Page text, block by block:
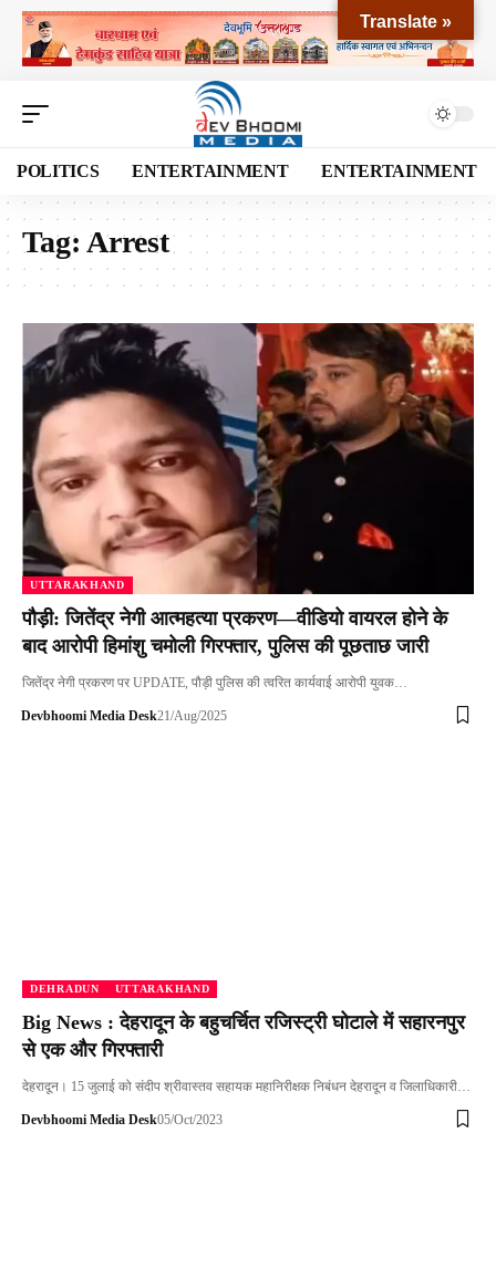
POLITICS ENTERTAINMENT ENTERTAINMENT
Tag: Arrest
UTTARAKHAND
पौड़ी: जितेंद्र नेगी आत्महत्या प्रकरण—वीडियो वायरल होने के
बाद आरोपी हिमांशु चमोली गिरफ्तार, पुलिस की पूछताछ जारी
जितेंद्र नेगी प्रकरण पर UPDATE, पौड़ी पुलिस की त्वरित कार्यवाई आरोपी युवक…
Devbhoomi Media Desk21/Aug/2025
DEHRADUN UTTARAKHAND
Big News : देहरादून के बहुचर्चित रजिस्ट्री घोटाले में सहारनपुर
से एक और गिरफ्तारी
देहरादून। 15 जुलाई को संदीप श्रीवास्तव सहायक महानिरीक्षक निबंधन देहरादून व जिलाधिकारी…
Devbhoomi Media Desk05/Oct/2023
Translate »